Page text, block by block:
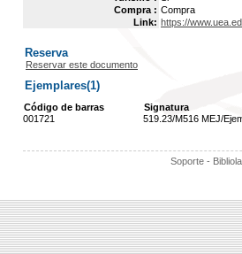
Compra : Compra
Link: https://
Reserva
Reservar este documento
Ejemplares(1)
Código de barras
Signatura
001721
519.23/M516 MEJ/
Soporte -